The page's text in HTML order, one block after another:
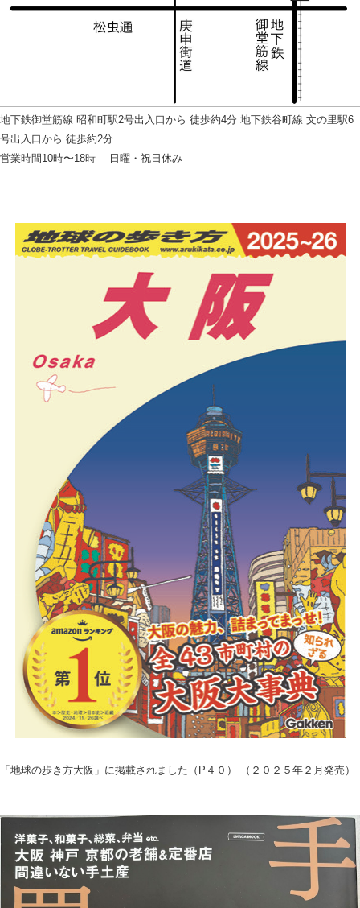
地下鉄御堂筋線 昭和町駅2号出入口から 徒歩約4分 地下鉄谷町線 文の里駅6
号出入口から 徒歩約2分
営業時間10時〜18時 日曜・祝日休み
「地球の歩き方大阪」に掲載されました（P４０） （２０２５年２月発売）